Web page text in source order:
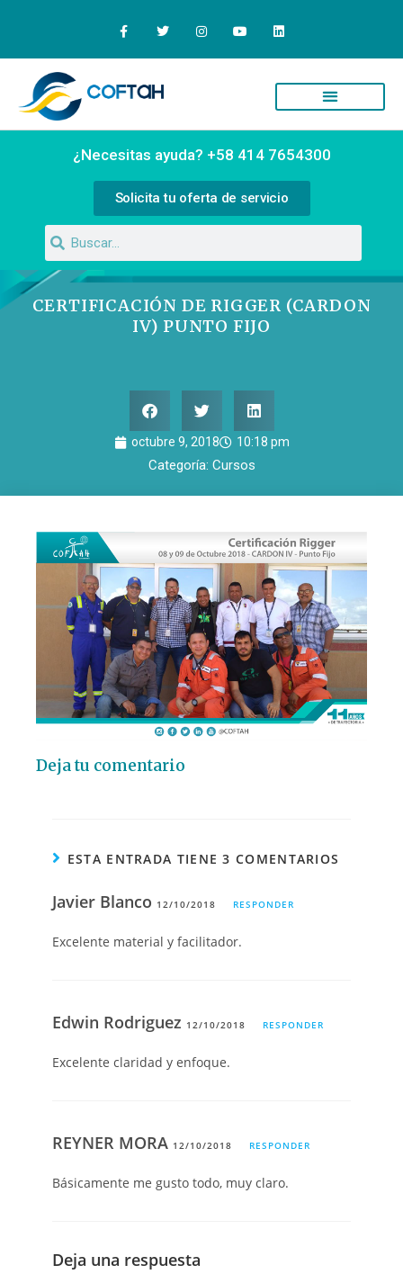
¿Necesitas ayuda? +58 414 7654300
Solicita tu oferta de servicio
CERTIFICACIÓN DE RIGGER (CARDON
IV) PUNTO FIJO
octubre 9, 2018 10:18 pm
Categoría: Cursos
Deja tu comentario
ESTA ENTRADA TIENE 3 COMENTARIOS
Javier Blanco 12/10/2018 RESPONDER
Excelente material y facilitador.
Edwin Rodriguez 12/10/2018 RESPONDER
Excelente claridad y enfoque.
REYNER MORA 12/10/2018 RESPONDER
Básicamente me gusto todo, muy claro.
Deja una respuesta